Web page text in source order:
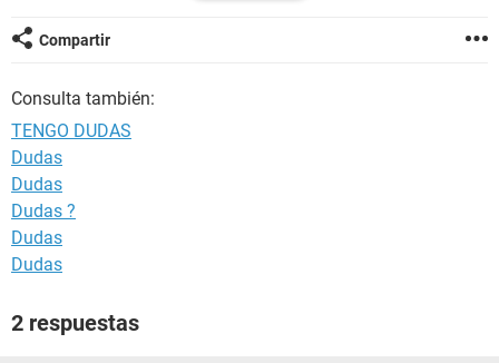
emergencia?
Compartir
Consulta también:
TENGO DUDAS
Dudas
Dudas
Dudas ?
Dudas
Dudas
2 respuestas